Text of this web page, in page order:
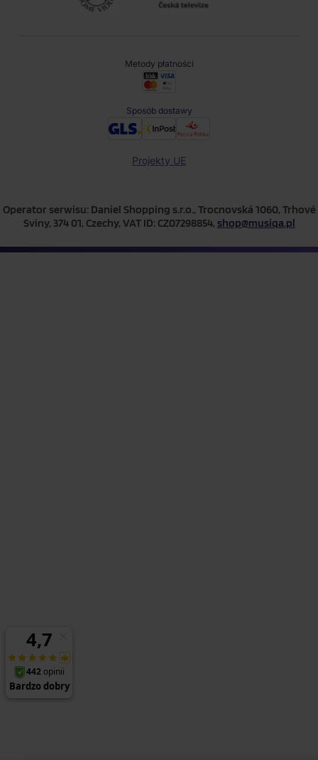
Metody płatności
Sposób dostawy
Projekty UE
Operator serwisu: Daniel Shopping s.r.o., Trocnovská 1060, Trhové
Sviny, 374 01, Czechy, VAT ID: CZ07298854, shop@musiqa.pl